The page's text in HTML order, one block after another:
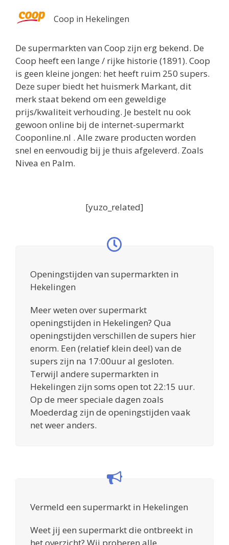
Coop in Hekelingen
De supermarkten van Coop zijn erg bekend. De
Coop heeft een lange / rijke historie (1891). Coop
is geen kleine jongen: het heeft ruim 250 supers.
Deze super biedt het huismerk Markant, dit
merk staat bekend om een geweldige
prijs/kwaliteit verhouding. Je bestelt nu ook
gewoon online bij de internet-supermarkt
Cooponline.nl . Alle zware producten worden
snel en eenvoudig bij je thuis afgeleverd. Zoals
Nivea en Palm.
[yuzo_related]
Openingstijden van supermarkten in
Hekelingen
Meer weten over supermarkt
openingstijden in Hekelingen? Qua
openingstijden verschillen de supers hier
enorm. Een (relatief klein deel) van de
supers zijn na 17:00uur al gesloten.
Terwijl andere supermarkten in
Hekelingen zijn soms open tot 22:15 uur.
Op de meer speciale dagen zoals
Moederdag zijn de openingstijden vaak
net weer anders.
Vermeld een supermarkt in Hekelingen
Weet jij een supermarkt die ontbreekt in